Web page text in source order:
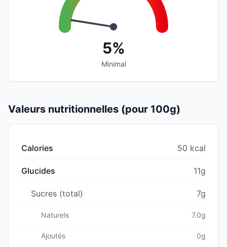
5%
Minimal
Valeurs nutritionnelles (pour 100g)
Calories 50 kcal
Glucides 11g
Sucres (total) 7g
Naturels 7.0g
Ajoutés 0g